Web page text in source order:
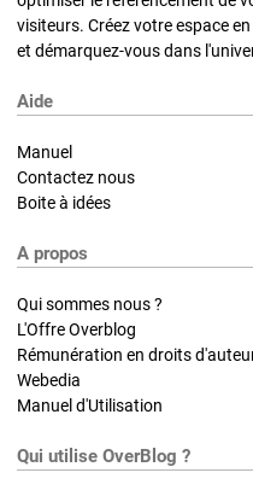
visiteurs. Créez votre espace
et démarquez-vous dans
Aide
Manuel
Contactez nous
Boite à idées
A propos
Qui sommes nous ?
L'Offre Overblog
Rémunération en droits
Webedia
Manuel d'Utilisation
Qui utilise OverBlog ?